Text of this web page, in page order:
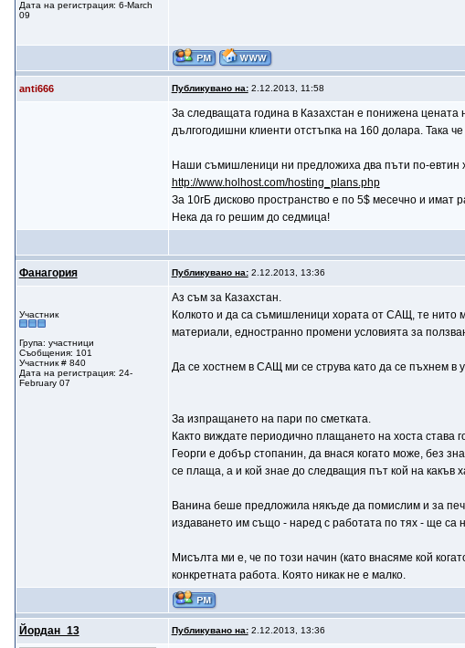
Дата на регистрация: 6-March
09
anti666 Публикувано на:2.12.2013, 11:58
За следващата година в Казахстан е понижена
дългогодишни клиенти отстъпкa на 160 долара. Така
Наши съмишленици ни предложиха два пъти по-евтин
http://www.holhost.com/hosting_plans.php
За 10гБ дисково пространство е по 5$ месечно и
Нека да го решим до седмица!
Фaнaгория Публикувано на:2.12.2013, 13:36
Участник
Група: участници
Съобщения: 101
Участник # 840
Дата на регистрация: 24-
February 07
Аз съм за Казахстан.
Колкото и да са съмишленици хората от САЩ, те нито
материали, едностранно промени условията за
Да се хостнем в САЩ ми се струва като да се пъхнем в
За изпращането на пари по сметката.
Както виждате периодично плащането на хоста става
Георги е добър стопанин, да внася когато може, без
се плаща, а и кой знае до следващия път кой на
Ванина беше предложила някъде да помислим и за
издаването им също - наред с работата по тях - ще са
Мисълта ми е, че по този начин (като внасяме кой
конкретната работа. Която никак не е малко.
Йордан_13 Публикувано на:2.12.2013, 13:36